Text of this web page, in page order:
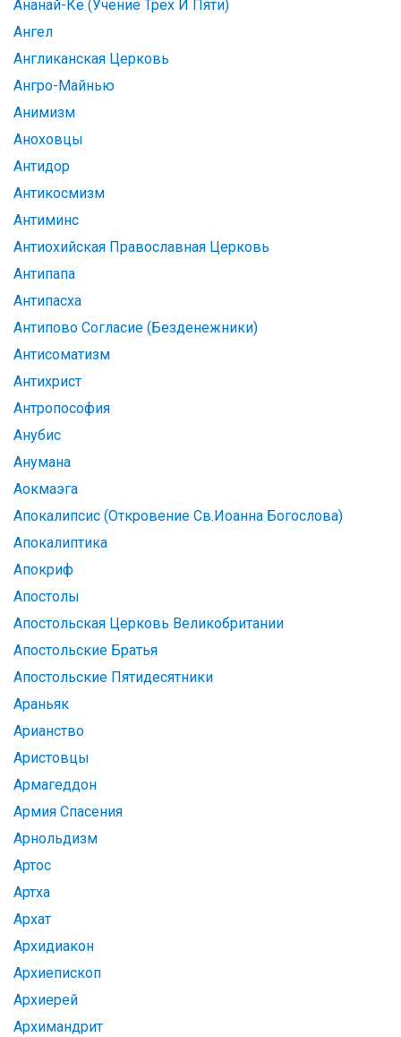
Ананай-Ке (Учение Трех И Пяти)
Ангел
Англиканская Церковь
Ангро-Майнью
Анимизм
Аноховцы
Антидор
Антикосмизм
Антиминс
Антиохийская Православная Церковь
Антипапа
Антипасха
Антипово Согласие (Безденежники)
Антисоматизм
Антихрист
Антропософия
Анубис
Анумана
Аокмаэга
Апокалипсис (Откровение Св.Иоанна Богослова)
Апокалиптика
Апокриф
Апостолы
Апостольская Церковь Великобритании
Апостольские Братья
Апостольские Пятидесятники
Араньяк
Арианство
Аристовцы
Армагеддон
Армия Спасения
Арнольдизм
Артос
Артха
Архат
Архидиакон
Архиепископ
Архиерей
Архимандрит